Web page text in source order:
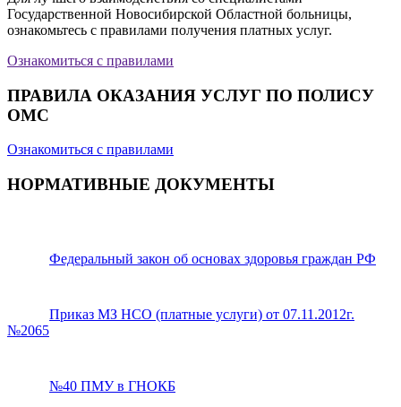
Государственной Новосибирской Областной больницы,
ознакомьтесь с правилами получения платных услуг.
Ознакомиться с правилами
ПРАВИЛА ОКАЗАНИЯ УСЛУГ ПО ПОЛИСУ
ОМС
Ознакомиться с правилами
НОРМАТИВНЫЕ ДОКУМЕНТЫ
Федеральный закон об основах здоровья граждан РФ
Приказ МЗ НСО (платные услуги) от 07.11.2012г.
№2065
№40 ПМУ в ГНОКБ